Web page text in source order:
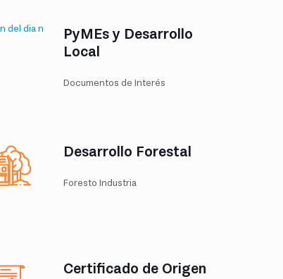
PyMEs y Desarrollo
Local
Documentos de Interés
Desarrollo Forestal
Foresto Industria
Certificado de Origen